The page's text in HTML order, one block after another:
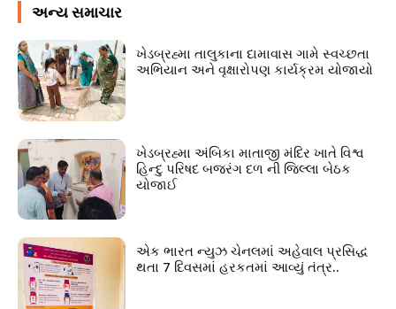
અન્ય સમાચાર
ખેડબ્રહ્મા તાલુકાના દામાવાસ ગામે સ્વચ્છતા
અભિયાન અને વૃક્ષારોપણ કાર્યક્રમ યોજાયો
ખેડબ્રહ્મા અંબિકા માતાજી મંદિર ખાતે વિશ્વ
હિન્દુ પરિષદ બજરંગ દળ ની જિલ્લા બેઠક
યોજાઈ
એક ભારત ન્યુઝ ચેનલમાં અહેવાલ પ્રસિદ્ધ
થતા 7 દિવસમાં હરકતમાં આવ્યું તંત્ર..